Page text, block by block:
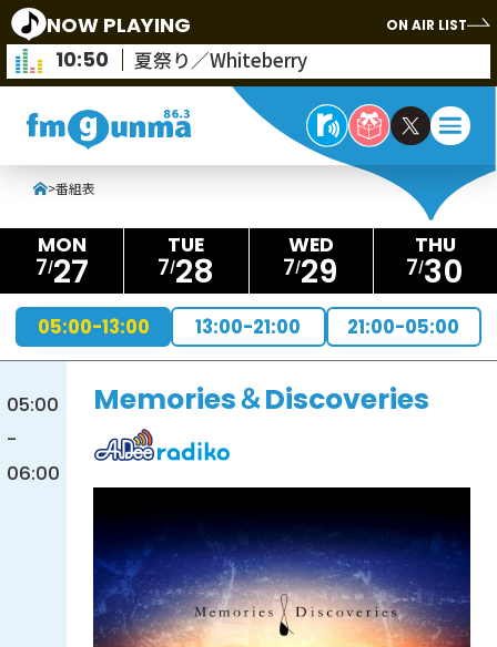
NOW PLAYING ON AIR LIST
10:50 夏祭り／Whiteberry
>番組表
7 27 7 28 7 29 7 30
05:00-13:00 13:00-21:00 21:00-05:00
05:00
-
06:00
Memories＆Discoveries